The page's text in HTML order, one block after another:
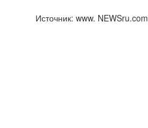
Источник: www. NEWSru.com